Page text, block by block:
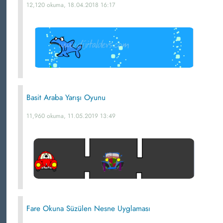
12,120 okuma, 18.04.2018 16:17
Basit Araba Yarışı Oyunu
11,960 okuma, 11.05.2019 13:49
Fare Okuna Süzülen Nesne Uyglaması